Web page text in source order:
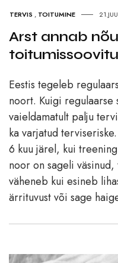
TERVIS , TOITUMINE
Arst annab
Eestis tegeleb
noort. Kuigi regulaarse
vaieldamatult palju
ka varjatud
6 kuu järel, kui
noor on sageli
väheneb kui esineb
ärrituvust või sage